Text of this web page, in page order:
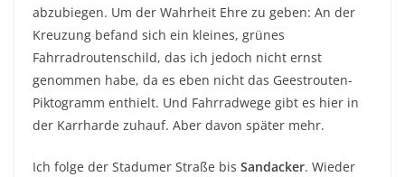
abzubiegen. Um der Wahrheit Ehre zu geben: An der
Kreuzung befand sich ein kleines, grünes
Fahrradroutenschild, das ich jedoch nicht ernst
genommen habe, da es eben nicht das Geestrouten-
Piktogramm enthielt. Und Fahrradwege gibt es hier in
der Karrharde zuhauf. Aber davon später mehr.
Ich folge der Stadumer Straße bis Sandacker. Wieder